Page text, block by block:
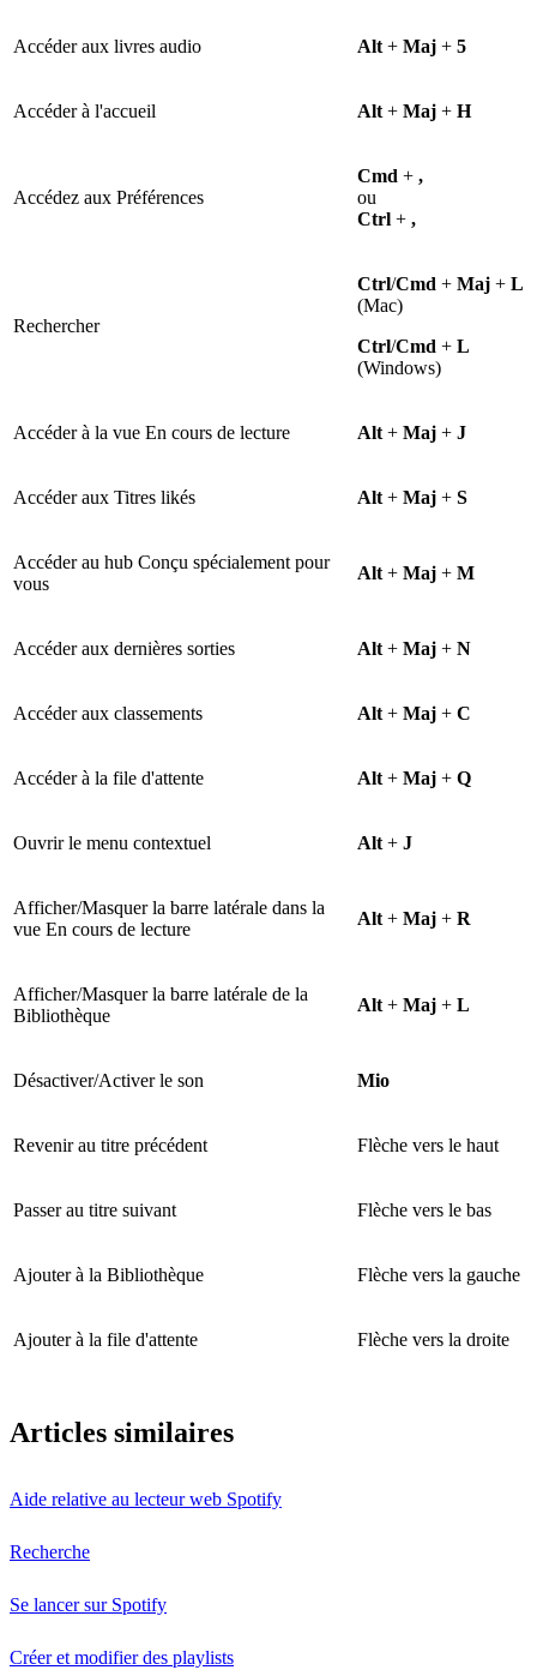
Accéder aux livres audio Alt + Maj + 5
Accéder à l'accueil Alt + Maj + H
Accédez aux Préférences
Cmd + ,
ou
Ctrl + ,
Rechercher
Ctrl/Cmd + Maj + L
(Mac)
Ctrl/Cmd + L
(Windows)
Accéder à la vue En cours de lecture Alt + Maj + J
Accéder aux Titres likés Alt + Maj + S
Accéder au hub Conçu spécialement pour
vous
Alt + Maj + M
Accéder aux dernières sorties Alt + Maj + N
Accéder aux classements Alt + Maj + C
Accéder à la file d'attente Alt + Maj + Q
Ouvrir le menu contextuel Alt + J
Afficher/Masquer la barre latérale dans la
vue En cours de lecture
Alt + Maj + R
Afficher/Masquer la barre latérale de la
Bibliothèque
Alt + Maj + L
Désactiver/Activer le son Mio
Revenir au titre précédent Flèche vers le haut
Passer au titre suivant Flèche vers le bas
Ajouter à la Bibliothèque Flèche vers la gauche
Ajouter à la file d'attente Flèche vers la droite
Articles similaires
Aide relative au lecteur web Spotify
Recherche
Se lancer sur Spotify
Créer et modifier des playlists